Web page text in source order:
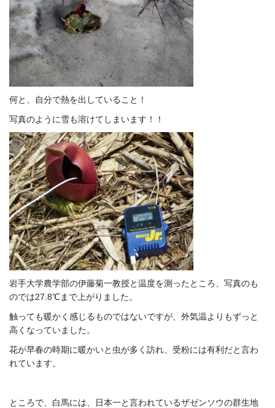
何と、自分で熱を出していること！
写真のように雪も溶けてしまいます！！
岩手大学農学部の伊藤菊一教授と温度を測ったところ、写真のも
のでは27.8℃まで上がりました。
触っても暖かく感じるものではないですが、外気温よりもずっと
高くなっていました。
花が早春の時期に暖かいと虫が多く訪れ、受粉には有利だと言わ
れています。
ところで、白馬には、日本一と言われているザゼンソウの群生地